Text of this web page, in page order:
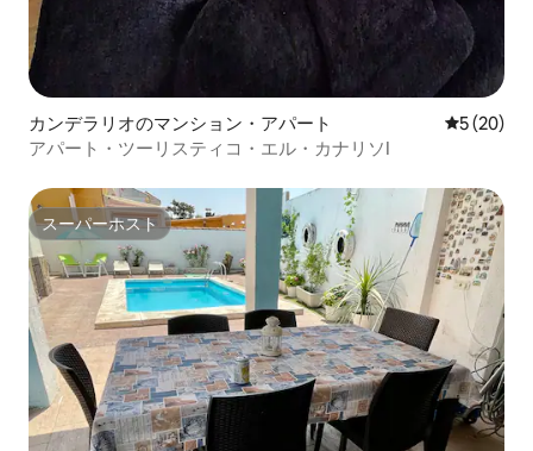
カンデラリオのマンション・アパート レビュー
5 (20)
アパート・ツーリスティコ・エル・カナリソI
スーパーホスト
スーパーホスト